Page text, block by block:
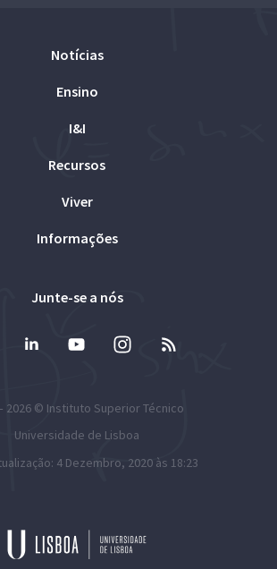
Notícias
Ensino
I&I
Recursos
Viver
Informações
Junte-se a nós
2026 © Instituto Superior Técnico
Universidade de Lisboa
4 Dezembro, 2020 às 18:23